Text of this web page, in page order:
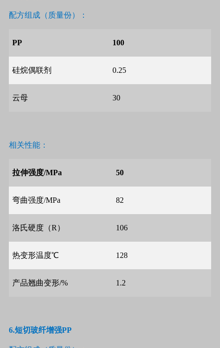
配方组成（质量份）：
PP 100
硅烷偶联剂 0.25
云母 30
相关性能：
拉伸强度/MPa 50
弯曲强度/MPa 82
洛氏硬度（R ） 106
热变形温度℃ 128
产品翘曲变形/% 1.2
6.短切玻纤增强PP